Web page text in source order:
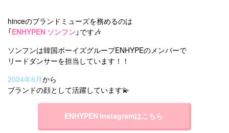
hinceのブランドミューズを務めるのは
「ENHYPEN ソンフン」です🎶
ソンフンは韓国ボーイズグループENHYPEのメンバーで
リードダンサーを担当しています！！
2024年6月から
ブランドの顔として活躍しています💫
ENHYPEN Instagramはこちら